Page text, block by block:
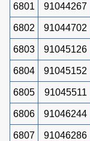
6801 91044267
6802 91044702
6803 91045126
6804 91045152
6805 91045511
6806 91046244
6807 91046286